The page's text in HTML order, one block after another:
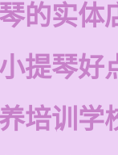
的实体
提琴好
培训学